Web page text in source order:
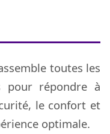
toutes les
pour répondre à
le confort et
optimale.